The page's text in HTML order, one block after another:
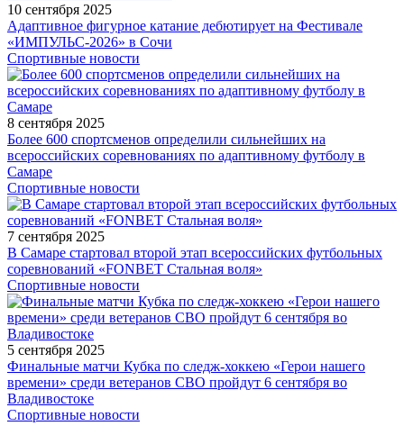
10 сентября 2025
Адаптивное фигурное катание дебютирует на Фестивале
«ИМПУЛЬС-2026» в Сочи
Спортивные новости
8 сентября 2025
Более 600 спортсменов определили сильнейших на
всероссийских соревнованиях по адаптивному футболу в
Самаре
Спортивные новости
7 сентября 2025
В Самаре стартовал второй этап всероссийских футбольных
соревнований «FONBET Стальная воля»
Спортивные новости
5 сентября 2025
Финальные матчи Кубка по следж-хоккею «Герои нашего
времени» среди ветеранов СВО пройдут 6 сентября во
Владивостоке
Спортивные новости